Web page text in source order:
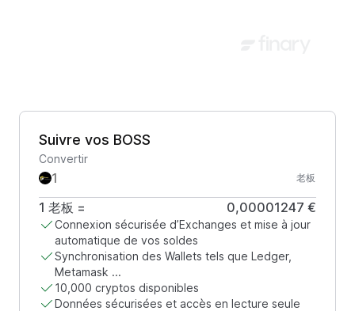
Suivre vos BOSS
Convertir
老板
1 老板 = 0,00001247 €
Connexion sécurisée d’Exchanges et mise à jour
automatique de vos soldes
Synchronisation des Wallets tels que Ledger,
Metamask ...
10,000 cryptos disponibles
Données sécurisées et accès en lecture seule